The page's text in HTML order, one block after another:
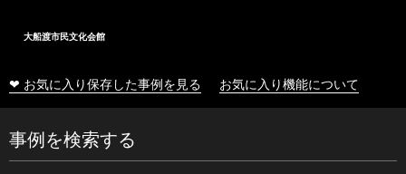
大船渡市民文化会館
❤ お気に入り保存した事例を見る お気に入り機能について
事例を検索する